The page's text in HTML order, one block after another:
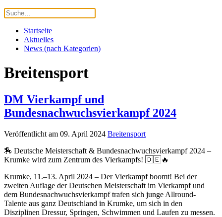
Startseite
Aktuelles
News (nach Kategorien)
Breitensport
DM Vierkampf und
Bundesnachwuchsvierkampf 2024
Veröffentlicht am 09. April 2024 Breitensport
🏇 Deutsche Meisterschaft & Bundesnachwuchsvierkampf 2024 –
Krumke wird zum Zentrum des Vierkampfs! 🇩🇪🔥
Krumke, 11.–13. April 2024 – Der Vierkampf boomt! Bei der
zweiten Auflage der Deutschen Meisterschaft im Vierkampf und
dem Bundesnachwuchsvierkampf trafen sich junge Allround-
Talente aus ganz Deutschland in Krumke, um sich in den
Disziplinen Dressur, Springen, Schwimmen und Laufen zu messen.